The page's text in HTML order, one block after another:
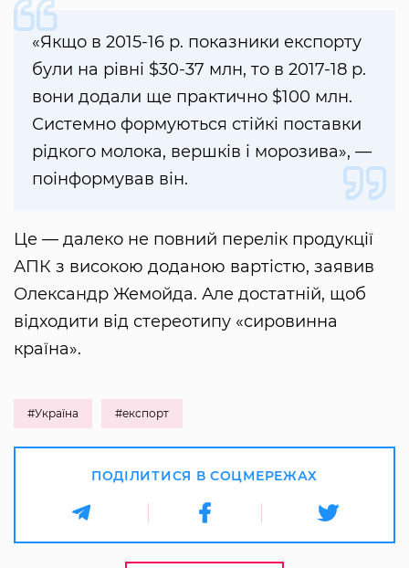
«Якщо в 2015-16 р. показники експорту
були на рівні $30-37 млн, то в 2017-18 р.
вони додали ще практично $100 млн.
Системно формуються стійкі поставки
рідкого молока, вершків і морозива», —
поінформував він.
Це — далеко не повний перелік продукції
АПК з високою доданою вартістю, заявив
Олександр Жемойда. Але достатній, щоб
відходити від стереотипу «сировинна
країна».
#Україна #експорт
ПОДІЛИТИСЯ В СОЦМЕРЕЖАХ